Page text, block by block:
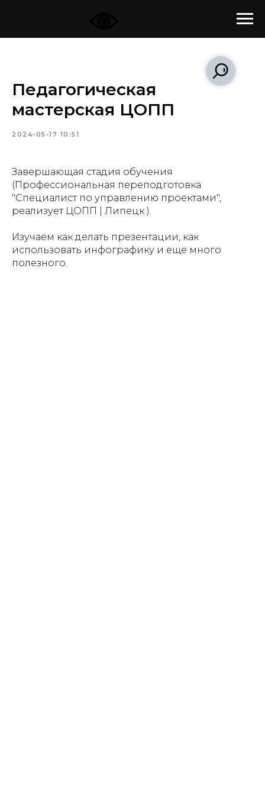
Педагогическая
мастерская ЦОПП
2024-05-17 10:51
Завершающая стадия обучения
(Профессиональная переподготовка
"Специалист по управлению проектами",
реализует ЦОПП | Липецк ).
Изучаем как делать презентации, как
использовать инфографику и еще много
полезного.